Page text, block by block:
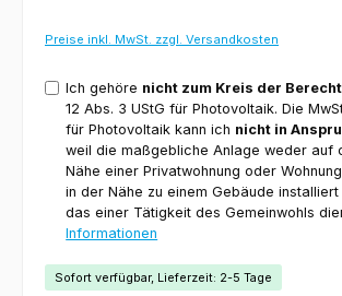
Preise inkl. MwSt. zzgl. Versandkosten
Ich gehöre nicht zum Kreis der
12 Abs. 3 UStG für Photovoltaik. Die
für Photovoltaik kann ich nicht in
weil die maßgebliche Anlage weder auf
Nähe einer Privatwohnung oder
in der Nähe zu einem Gebäude
das einer Tätigkeit des Gemeinwohls
Informationen
Sofort verfügbar, Lieferzeit: 2-5 Tage